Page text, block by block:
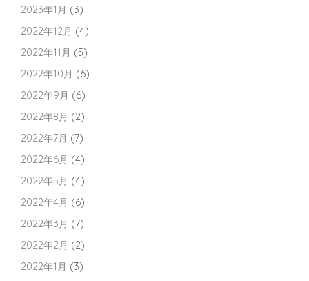
2023年1月 (3)
2022年12月 (4)
2022年11月 (5)
2022年10月 (6)
2022年9月 (6)
2022年8月 (2)
2022年7月 (7)
2022年6月 (4)
2022年5月 (4)
2022年4月 (6)
2022年3月 (7)
2022年2月 (2)
2022年1月 (3)